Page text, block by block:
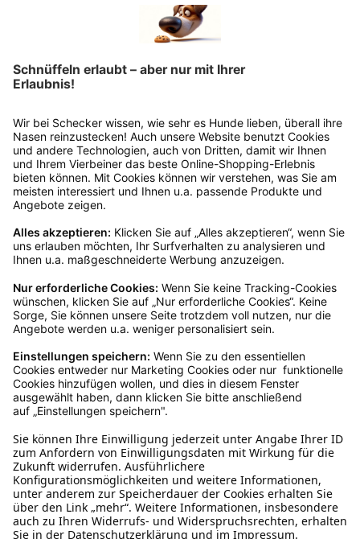
anschließend sicher und klebe das
Rücksendeetikett auf das Paket. Dieses kannst du
dir in deinem Kundenkonto anfordern. Hast du als
Gast bestellt, schreibe uns eine Email an
verkauf@schecker.de oder rufe zu unseren
Rücksendeetikett zukommen.
Kundenservice
Mo – Fr 9 – 17 Uhr, Sa 9 – 13 Uhr
Ruf uns an
04942-60 64 080
Schreibe uns
verkauf@schecker.de
WhatsApp Support
+49 1520 8997191
Tritt unserem Newsletter bei